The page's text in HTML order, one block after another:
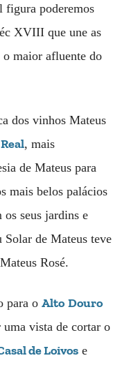
figura poderemos
XVIII que une as
o maior afluente do
dos vinhos Mateus
, mais
de Mateus para
mais belos palácios
os seus jardins e
de Mateus teve
Rosé.
para o Alto Douro
uma vista de cortar o
de Loivos e